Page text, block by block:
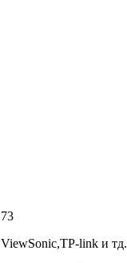
link и тд.